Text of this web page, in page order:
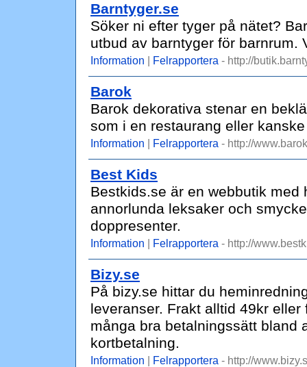
Barntyger.se
Söker ni efter tyger på nätet?
utbud av barntyger för barnrum.
Information | Felrapportera - http://
Barok
Barok dekorativa stenar en
som i en restaurang eller
Information | Felrapportera - http://
Best Kids
Bestkids.se är en webbutik
annorlunda leksaker och
doppresenter.
Information | Felrapportera - http://
Bizy.se
På bizy.se hittar du
leveranser. Frakt alltid 49kr
många bra betalningssätt bland
kortbetalning.
Information | Felrapportera - http://